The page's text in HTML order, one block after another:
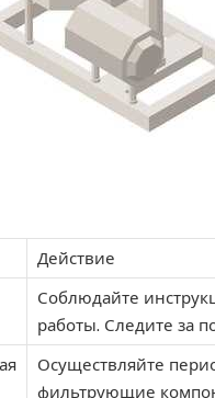
Действие
Соблюдайте
работы. Следите за
Осуществляйте
фильтрующие